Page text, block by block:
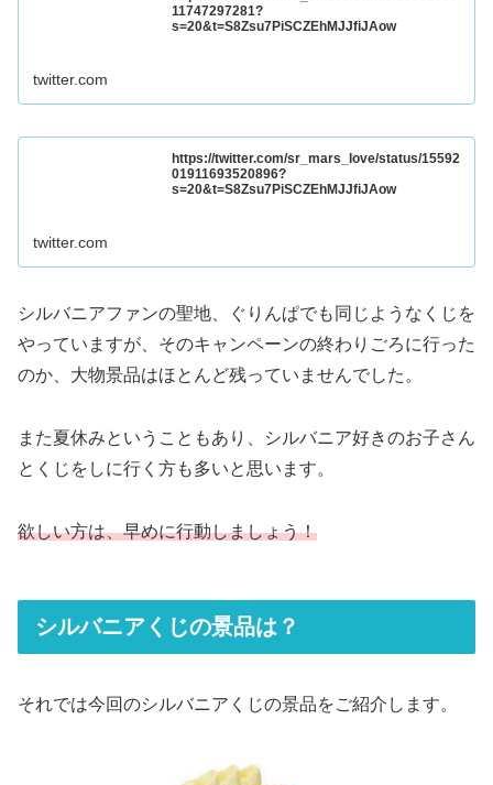
11747297281?
s=20&t=S8Zsu7PiSCZEhMJJfiJAow
twitter.com
https://twitter.com/sr_mars_love/status/15592
01911693520896?
s=20&t=S8Zsu7PiSCZEhMJJfiJAow
twitter.com
シルバニアファンの聖地、ぐりんぱでも同じようなくじを
やっていますが、そのキャンペーンの終わりごろに行った
のか、大物景品はほとんど残っていませんでした。
また夏休みということもあり、シルバニア好きのお子さん
とくじをしに行く方も多いと思います。
欲しい方は、早めに行動しましょう！
シルバニアくじの景品は？
それでは今回のシルバニアくじの景品をご紹介します。